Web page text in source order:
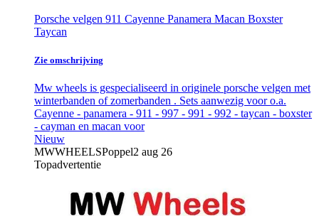
Porsche velgen 911 Cayenne Panamera Macan Boxster
Taycan
Zie omschrijving
Mw wheels is gespecialiseerd in originele porsche velgen met
winterbanden of zomerbanden . Sets aanwezig voor o.a.
Cayenne - panamera - 911 - 997 - 991 - 992 - taycan - boxster
- cayman en macan voor
Nieuw
MWWHEELSPoppel2 aug 26
Topadvertentie